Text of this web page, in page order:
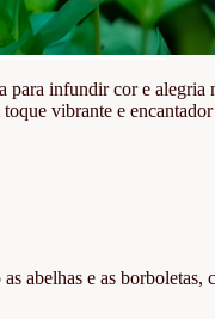
para infundir cor e
vibrante e
abelhas e as